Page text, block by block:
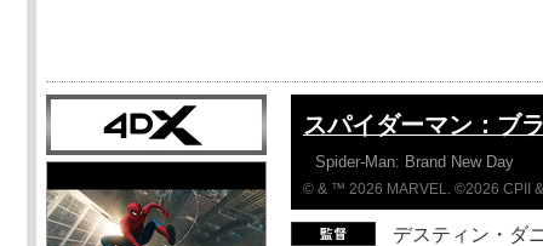
スパイダーマン：ブ
Spider-Man: Brand New Day
© & ™ 2026 MARVEL. ©2026 CPII
デスティン・ダ